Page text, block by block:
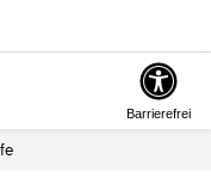
Barrierefrei